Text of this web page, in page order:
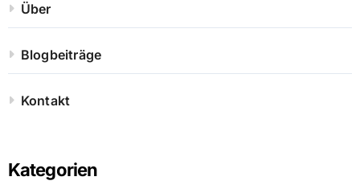
Über
Blogbeiträge
Kontakt
Kategorien